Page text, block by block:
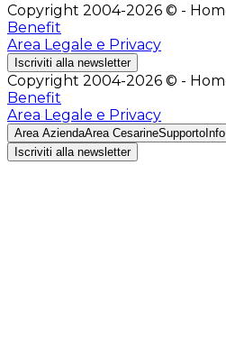
Copyright 2004-2026 © -
Benefit
Area Legale e Privacy
Iscriviti alla newsletter
Copyright 2004-2026 © -
Benefit
Area Legale e Privacy
Area AziendaArea CesarineSupporto
Iscriviti alla newsletter